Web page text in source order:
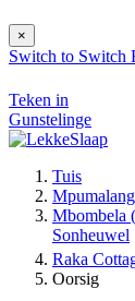
×
Switch to Switch
Teken in
Gunstelinge
Tuis
Mbombela
Sonheuwel
Raka
Oorsig